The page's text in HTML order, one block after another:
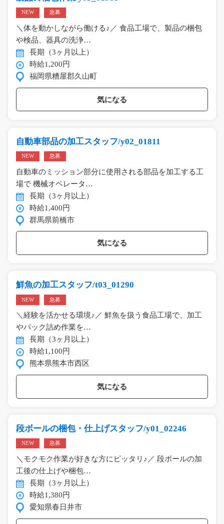
NEW 急募
＼体を動かしながら働ける♪／ 食品工場で、製品の梱包
や検品、器具の洗浄…
長期（3ヶ月以上）
時給1,200円
福岡県糟屋郡久山町
気になる
自動車部品の加工スタッフ/y02_01811
NEW 急募
自動車のミッション部分に使用される部品を加工する工
場で 機械オペレータ…
長期（3ヶ月以上）
時給1,400円
群馬県前橋市
気になる
鮮魚の加工スタッフ/t03_01290
NEW 急募
＼経験を活かせる環境♪／ 鮮魚を扱う食品工場で、加工
やパック詰め作業を…
長期（3ヶ月以上）
時給1,100円
熊本県熊本市西区
気になる
段ボールの梱包・仕上げスタッフ/y01_02246
NEW 急募
＼モクモク作業が好きな方にピッタリ♪／ 段ボールの加
工後の仕上げや梱包…
長期（3ヶ月以上）
時給1,380円
愛知県春日井市